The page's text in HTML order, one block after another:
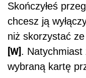
Skończyłeś
chcesz ją
niż skorzystać
[W]. Natychmiast
wybraną kartę